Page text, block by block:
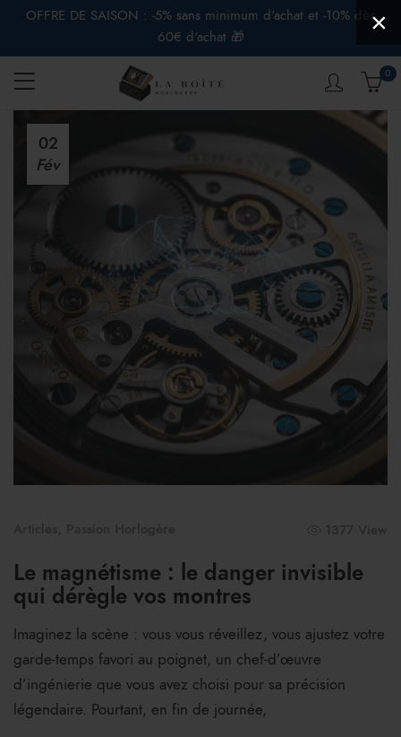
×
OFFRE DE SAISON : -5% sans minimum d'achat et -10% dès
60€ d'achat 🎁
0
02
Fév
Le magnétisme : le danger invisible
qui dérègle vos montres
Imaginez la scène : vous vous réveillez, vous ajustez votre
garde-temps favori au poignet, un chef-d’œuvre
d’ingénierie que vous avez choisi pour sa précision
légendaire. Pourtant, en fin de journée,